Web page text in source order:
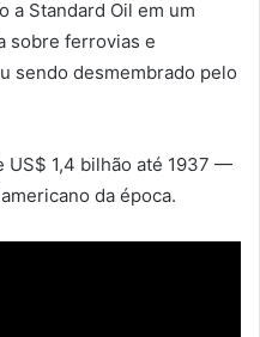
a Standard Oil em um
sobre ferrovias e
sendo desmembrado pelo
US$ 1,4 bilhão até 1937 —
da época.